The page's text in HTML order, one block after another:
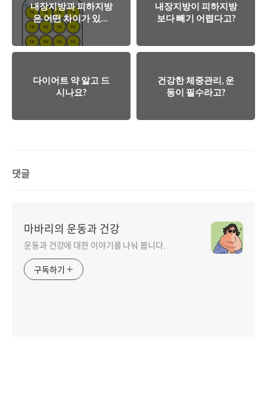
내장지방과 피하지방
은 어떤 차이가 있을
까?
내장지방이 피하지방
보다 빼기 어렵다고?
다이어트 약 알고 드
시나요?
건강한 체중관리, 운
동이 필수라고?
댓글
마바리의 운동과 건강
운동과 건강에 대한 이야기를 나눠 봅니다.
구독하기